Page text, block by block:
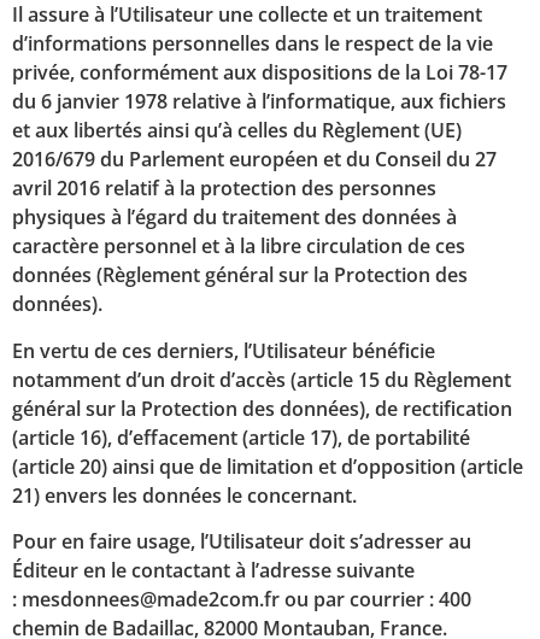
Il assure à l’Utilisateur une collecte et un traitement
d’informations personnelles dans le respect de la vie
privée, conformément aux dispositions de la Loi 78-17
du 6 janvier 1978 relative à l’informatique, aux fichiers
et aux libertés ainsi qu’à celles du Règlement (UE)
2016/679 du Parlement européen et du Conseil du 27
avril 2016 relatif à la protection des personnes
physiques à l’égard du traitement des données à
caractère personnel et à la libre circulation de ces
données (Règlement général sur la Protection des
données).
En vertu de ces derniers, l’Utilisateur bénéficie
notamment d’un droit d’accès (article 15 du Règlement
général sur la Protection des données), de rectification
(article 16), d’effacement (article 17), de portabilité
(article 20) ainsi que de limitation et d’opposition (article
21) envers les données le concernant.
Pour en faire usage, l’Utilisateur doit s’adresser au
Éditeur en le contactant à l’adresse suivante
: mesdonnees@made2com.fr ou par courrier : 400
chemin de Badaillac, 82000 Montauban, France.